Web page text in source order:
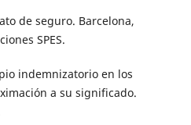
de seguro. Barcelona,
SPES.
indemnizatorio en los
a su significado.